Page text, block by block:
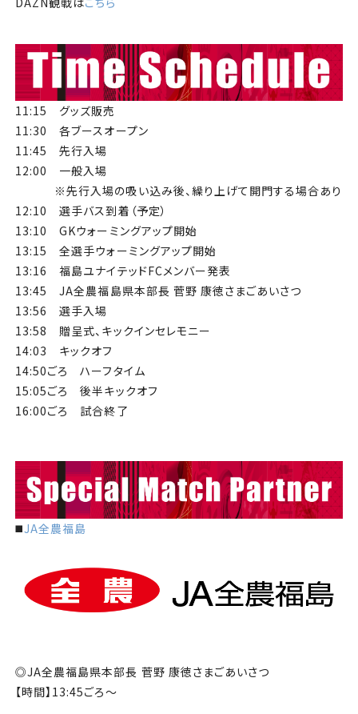
11:15 グッズ販売
11:30 各ブースオープン
11:45 先行入場
12:00 一般入場
※先行入場の吸い込み後、繰り上げて開門する場合あり
12:10 選手バス到着（予定）
13:10 GKウォーミングアップ開始
13:15 全選手ウォーミングアップ開始
13:16 福島ユナイテッドFCメンバー発表
13:45 JA全農福島県本部長 菅野 康徳さまごあいさつ
13:56 選手入場
13:58 贈呈式、キックインセレモニー
14:03 キックオフ
14:50ごろ ハーフタイム
15:05ごろ 後半キックオフ
16:00ごろ 試合終了
◼️JA全農福島
◎JA全農福島県本部長 菅野 康徳さまごあいさつ
【時間】13:45ごろ～